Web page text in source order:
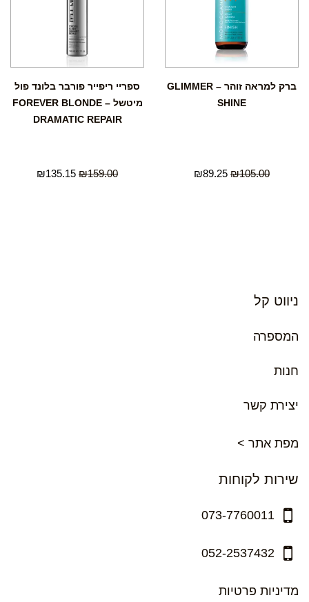
ברק למראה זוהר – GLIMMER
SHINE
₪105.00
₪89.25
ספריי ריפייר פורבר בלונד פול
מיטשל – FOREVER BLONDE
DRAMATIC REPAIR
₪159.00
₪135.15
ניווט קל
המספרה
חנות
יצירת קשר
מפת אתר >
שירות לקוחות
073-7760011
052-2537432
מדיניות פרטיות